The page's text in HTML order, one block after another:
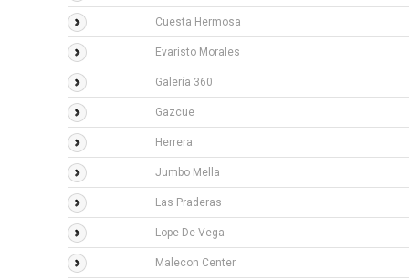
Cuesta Hermosa
Evaristo Morales
Galería 360
Gazcue
Herrera
Jumbo Mella
Las Praderas
Lope De Vega
Malecon Center